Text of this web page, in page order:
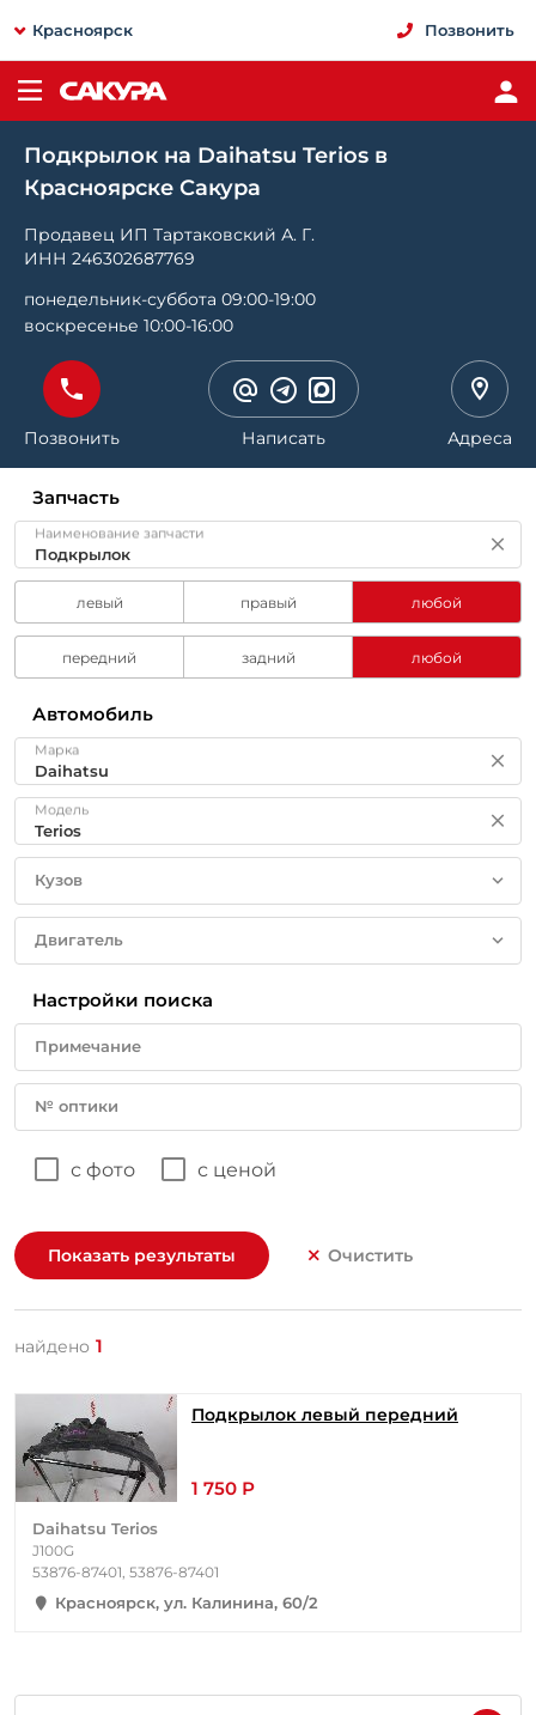
Красноярск Позвонить
Подкрылок на Daihatsu Terios в
Красноярске Сакура
Продавец ИП Тартаковский А. Г.
ИНН 246302687769
понедельник-суббота 09:00-19:00
воскресенье 10:00-16:00
Позвонить Написать Адреса
Запчасть
Наименование запчасти
левый правый любой
передний задний любой
Автомобиль
Марка
Модель
Кузов
Двигатель
Настройки поиска
Примечание
№ оптики
с фото с ценой
Показать результаты Очистить
найдено 1
Подкрылок левый передний
1 750 Р
Daihatsu Terios
J100G
53876-87401, 53876-87401
Красноярск, ул. Калинина, 60/2